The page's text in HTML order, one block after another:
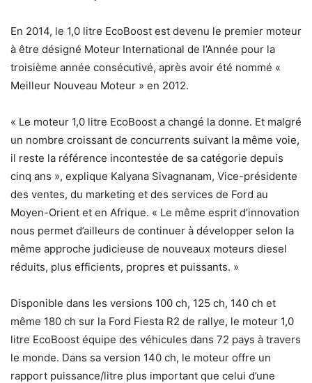
En 2014, le 1,0 litre EcoBoost est devenu le premier moteur
à être désigné Moteur International de l’Année pour la
troisième année consécutivé, après avoir été nommé «
Meilleur Nouveau Moteur » en 2012.
« Le moteur 1,0 litre EcoBoost a changé la donne. Et malgré
un nombre croissant de concurrents suivant la même voie,
il reste la référence incontestée de sa catégorie depuis
cinq ans », explique Kalyana Sivagnanam, Vice-présidente
des ventes, du marketing et des services de Ford au
Moyen-Orient et en Afrique. « Le même esprit d’innovation
nous permet d’ailleurs de continuer à développer selon la
même approche judicieuse de nouveaux moteurs diesel
réduits, plus efficients, propres et puissants. »
Disponible dans les versions 100 ch, 125 ch, 140 ch et
même 180 ch sur la Ford Fiesta R2 de rallye, le moteur 1,0
litre EcoBoost équipe des véhicules dans 72 pays à travers
le monde. Dans sa version 140 ch, le moteur offre un
rapport puissance/litre plus important que celui d’une